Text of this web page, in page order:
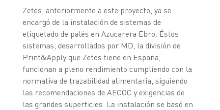
Zetes, anteriormente a este proyecto, ya se
encargó de la instalación de sistemas de
etiquetado de palés en Azucarera Ebro. Éstos
sistemas, desarrollados por MD, la división de
Print&Apply que Zetes tiene en España,
funcionan a pleno rendimiento cumpliendo con la
normativa de trazabilidad alimentaria, siguiendo
las recomendaciones de AECOC y exigencias de
las grandes superficies. La instalación se basó en